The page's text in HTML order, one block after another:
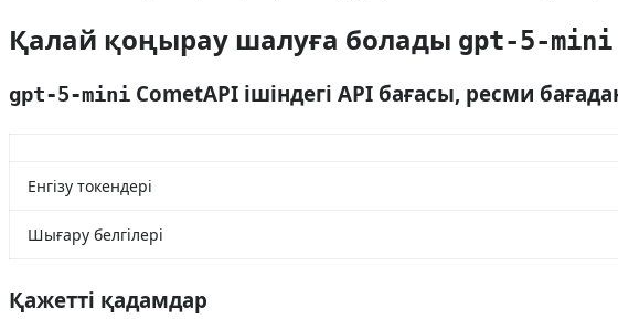
Қалай қоңырау шалуға болады gpt-5-mini
gpt-5-mini CometAPI ішіндегі API бағасы, ресми
Енгізу токендері
Шығару белгілері
Қажетті қадамдар